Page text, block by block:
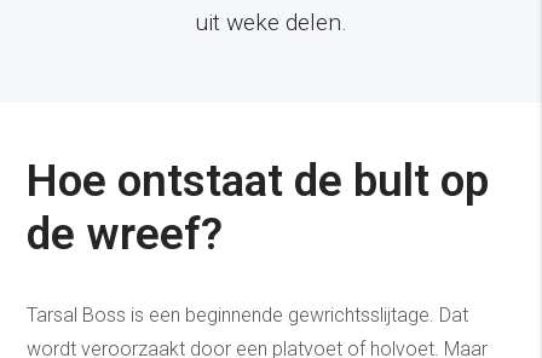
uit weke delen.
Hoe ontstaat de bult op
de wreef?
Tarsal Boss is een beginnende gewrichtsslijtage. Dat
wordt veroorzaakt door een platvoet of holvoet. Maar